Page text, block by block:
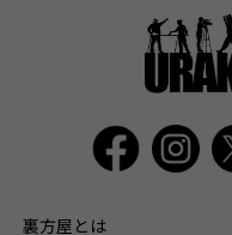
裏方屋とは